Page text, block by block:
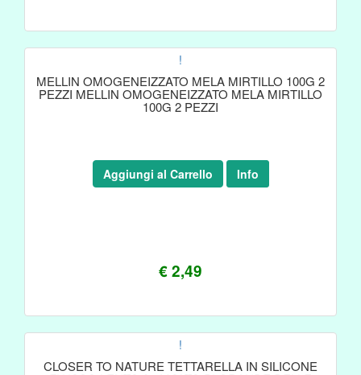
!
MELLIN OMOGENEIZZATO MELA MIRTILLO 100G 2
PEZZI MELLIN OMOGENEIZZATO MELA MIRTILLO
100G 2 PEZZI
€ 2,49
Aggiungi al Carrello Info
!
CLOSER TO NATURE TETTARELLA IN SILICONE